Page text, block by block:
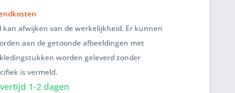
kan afwijken van de werkelijkheid. Er kunnen
aan de getoonde afbeeldingen met
worden geleverd zonder
is vermeld.
1-2 dagen